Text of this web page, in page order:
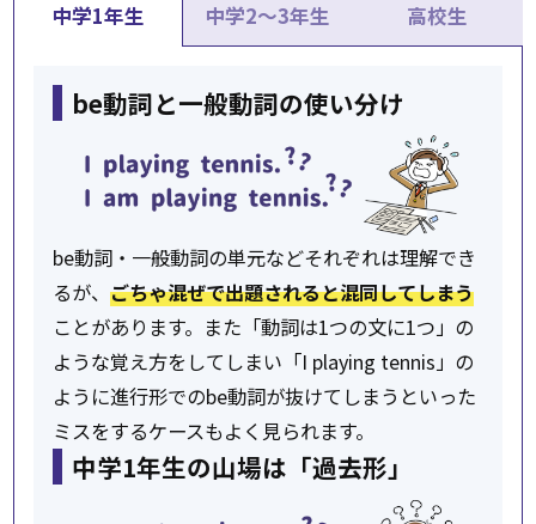
中学1年生 中学2〜3年生 高校生
be動詞と一般動詞の使い分け
be動詞・一般動詞の単元などそれぞれは理解でき
るが、ごちゃ混ぜで出題されると混同してしまう
ことがあります。また「動詞は1つの文に1つ」の
ような覚え方をしてしまい「I playing tennis」の
ように進行形でのbe動詞が抜けてしまうといった
ミスをするケースもよく見られます。
中学1年生の山場は「過去形」